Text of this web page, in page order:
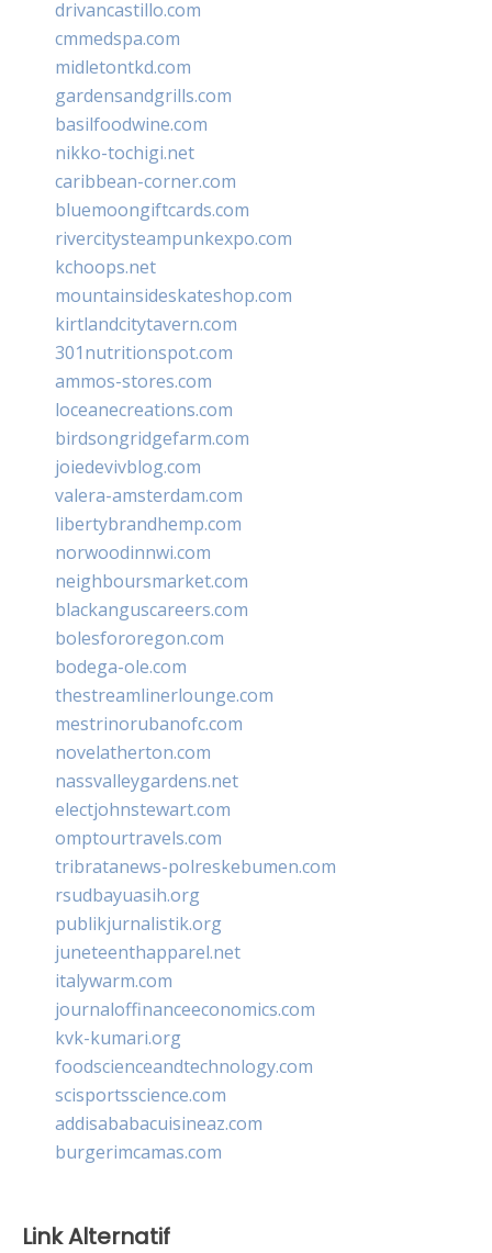
drivancastillo.com
cmmedspa.com
midletontkd.com
gardensandgrills.com
basilfoodwine.com
nikko-tochigi.net
caribbean-corner.com
bluemoongiftcards.com
rivercitysteampunkexpo.com
kchoops.net
mountainsideskateshop.com
kirtlandcitytavern.com
301nutritionspot.com
ammos-stores.com
loceanecreations.com
birdsongridgefarm.com
joiedevivblog.com
valera-amsterdam.com
libertybrandhemp.com
norwoodinnwi.com
neighboursmarket.com
blackanguscareers.com
bolesfororegon.com
bodega-ole.com
thestreamlinerlounge.com
mestrinorubanofc.com
novelatherton.com
nassvalleygardens.net
electjohnstewart.com
omptourtravels.com
tribratanews-polreskebumen.com
rsudbayuasih.org
publikjurnalistik.org
juneteenthapparel.net
italywarm.com
journaloffinanceeconomics.com
kvk-kumari.org
foodscienceandtechnology.com
scisportsscience.com
addisababacuisineaz.com
burgerimcamas.com
Link Alternatif